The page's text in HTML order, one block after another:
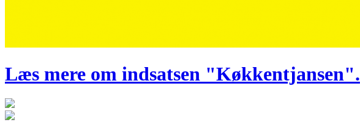
Læs mere om indsatsen "Køkkentjansen".